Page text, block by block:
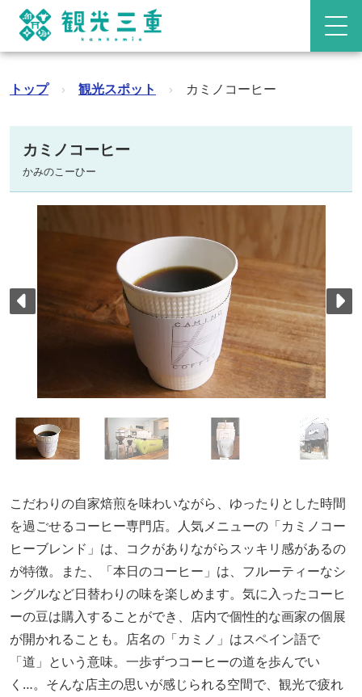
トップ › 観光スポット › カミノコーヒー
カミノコーヒー
かみのこーひー
こだわりの自家焙煎を味わいながら、ゆったりとした時間
を過ごせるコーヒー専門店。人気メニューの「カミノコー
ヒーブレンド」は、コクがありながらスッキリ感があるの
が特徴。また、「本日のコーヒー」は、フルーティーなシ
ングルなど日替わりの味を楽しめます。気に入ったコーヒ
ーの豆は購入することができ、店内で個性的な画家の個展
が開かれることも。店名の「カミノ」はスペイン語で
「道」という意味。一歩ずつコーヒーの道を歩んでい
く…。そんな店主の思いが感じられる空間で、観光で疲れ